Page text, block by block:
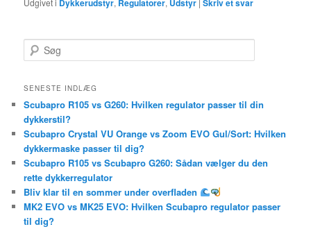
Udgivet i Dykkerudstyr, Regulatorer, Udstyr |Skriv et svar
ø
SENESTE INDLÆG
Scubapro R105 vs G260: Hvilken regulator passer til din
dykkerstil?
Scubapro Crystal VU Orange vs Zoom EVO Gul/Sort: Hvilken
dykkermaske passer til dig?
Scubapro R105 vs Scubapro G260: Sådan vælger du den
rette dykkerregulator
Bliv klar til en sommer under overfladen
MK2 EVO vs MK25 EVO: Hvilken Scubapro regulator passer
til dig?